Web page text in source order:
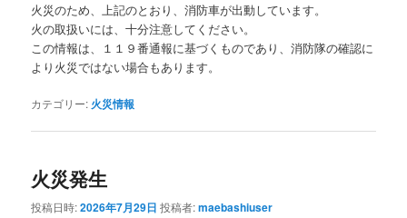
火災のため、上記のとおり、消防車が出動しています。
火の取扱いには、十分注意してください。
この情報は、１１９番通報に基づくものであり、消防隊の確認に
より火災ではない場合もあります。
カテゴリー: 火災情報
火災発生
投稿日時:2026年7月29日 投稿者:maebashiuser